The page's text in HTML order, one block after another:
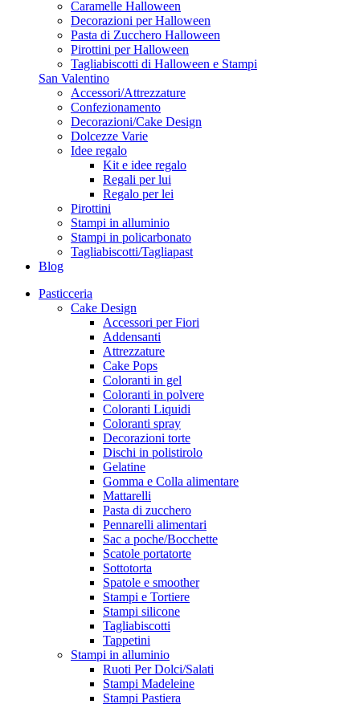
Caramelle Halloween
Decorazioni per Halloween
Pasta di Zucchero Halloween
Pirottini per Halloween
Tagliabiscotti di Halloween e Stampi
San Valentino
Accessori/Attrezzature
Confezionamento
Decorazioni/Cake Design
Dolcezze Varie
Idee regalo
Kit e idee regalo
Regali per lui
Regalo per lei
Pirottini
Stampi in alluminio
Stampi in policarbonato
Tagliabiscotti/Tagliapast
Blog
Pasticceria
Cake Design
Accessori per Fiori
Addensanti
Attrezzature
Cake Pops
Coloranti in gel
Coloranti in polvere
Coloranti Liquidi
Coloranti spray
Decorazioni torte
Dischi in polistirolo
Gelatine
Gomma e Colla alimentare
Mattarelli
Pasta di zucchero
Pennarelli alimentari
Sac a poche/Bocchette
Scatole portatorte
Sottotorta
Spatole e smoother
Stampi e Tortiere
Stampi silicone
Tagliabiscotti
Tappetini
Stampi in alluminio
Ruoti Per Dolci/Salati
Stampi Madeleine
Stampi Pastiera